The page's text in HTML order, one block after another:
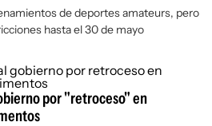
de deportes amateurs, pero
hasta el 30 de mayo
por "retroceso" en